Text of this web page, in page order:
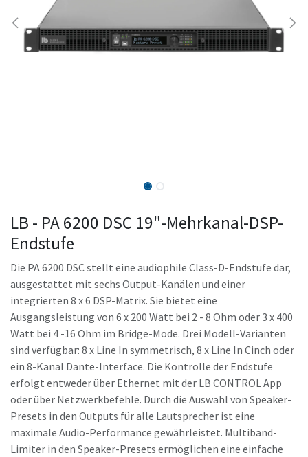
LB - PA 6200 DSC 19"-Mehrkanal-DSP-
Endstufe
Die PA 6200 DSC stellt eine audiophile Class-D-Endstufe dar,
ausgestattet mit sechs Output-Kanälen und einer
integrierten 8 x 6 DSP-Matrix. Sie bietet eine
Ausgangsleistung von 6 x 200 Watt bei 2 - 8 Ohm oder 3 x 400
Watt bei 4 -16 Ohm im Bridge-Mode. Drei Modell-Varianten
sind verfügbar: 8 x Line In symmetrisch, 8 x Line In Cinch oder
ein 8-Kanal Dante-Interface. Die Kontrolle der Endstufe
erfolgt entweder über Ethernet mit der LB CONTROL App
oder über Netzwerkbefehle. Durch die Auswahl von Speaker-
Presets in den Outputs für alle Lautsprecher ist eine
maximale Audio-Performance gewährleistet. Multiband-
Limiter in den Speaker-Presets ermöglichen eine einfache